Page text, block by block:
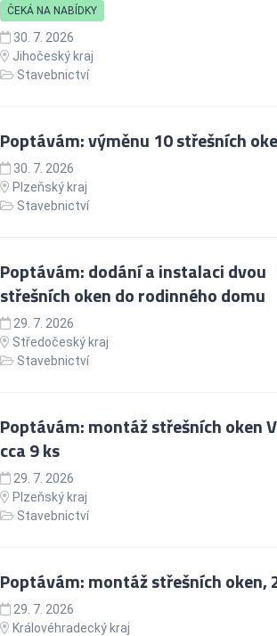
ČEKÁ NA NABÍDKY
30. 7. 2026
Jihočeský kraj
Stavebnictví
Poptávám: výměnu 10 střešních
30. 7. 2026
Plzeňský kraj
Stavebnictví
Poptávám: dodání a instalaci dvou
střešních oken do rodinného domu
29. 7. 2026
Středočeský kraj
Stavebnictví
Poptávám: montáž střešních oken
cca 9 ks
29. 7. 2026
Plzeňský kraj
Stavebnictví
Poptávám: montáž střešních oken,
29. 7. 2026
Královéhradecký kraj